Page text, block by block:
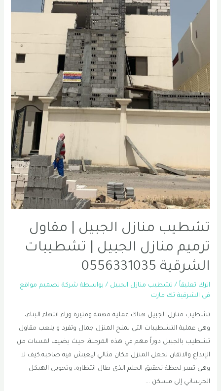
تشطيب منازل الجبيل | مقاول
ترميم منازل الجبيل | تشطيبات
الشرقية 0556331035
اترك تعليقاً / تشطيب منازل الجبيل / بواسطة شركة تصميم مواقع
في الشرقية تك مارت
تشطيب منازل الجبيل هناك عملية مهمة ومثيرة وراء انتهاء البناء،
وهي عملية التشطيبات التي تمنح المنزل جمال وتفرد و يلعب مقاول
تشطيب بالجبيل دوراً مهم في هذه المرحلة، حيث يضيف لمسات من
الإبداع والاتقان لجعل المنزل مكان مثالي ليعيش فيه صاحبه.كيف لا
وهي تعبر لحظة تحقيق الحلم الذي طال انتظاره، وتحويل الهيكل
الخرساني إلى مسكن …